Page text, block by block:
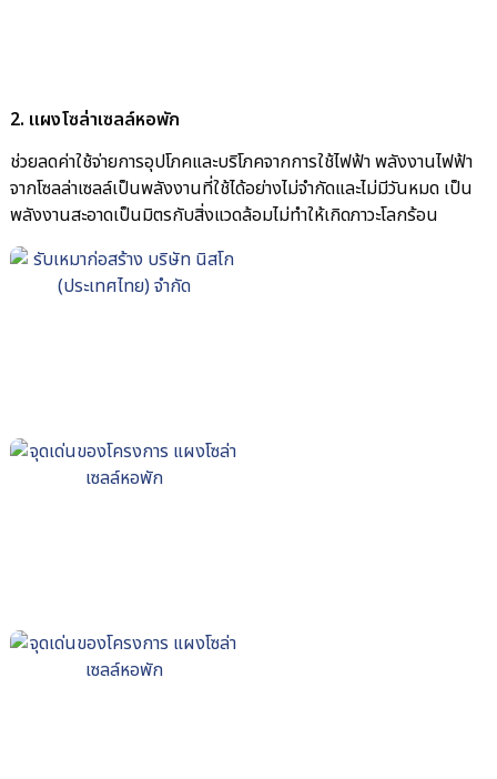
2. แผงโซล่าเซลล์หอพัก
ช่วยลดค่าใช้จ่ายการอุปโภคและบริโภคจากการใช้ไฟฟ้า พลังงานไฟฟ้า
จากโซลล่าเซลล์เป็นพลังงานที่ใช้ได้อย่างไม่จำกัดและไม่มีวันหมด เป็น
พลังงานสะอาดเป็นมิตรกับสิ่งแวดล้อมไม่ทำให้เกิดภาวะโลกร้อน